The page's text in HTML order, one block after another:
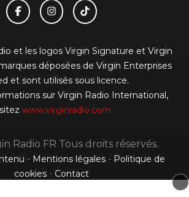
et les logos Virgin Signature et Virgin
déposées de Virgin Enterprises
et sont utilisés sous licence.
sur Virgin Radio International,
www.virginradio.com
Radio FR Tous droits réservés.
- Mentions légales - Politique de
cookies - Contact